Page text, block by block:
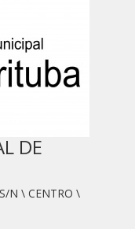
DE
N \ CENTRO \